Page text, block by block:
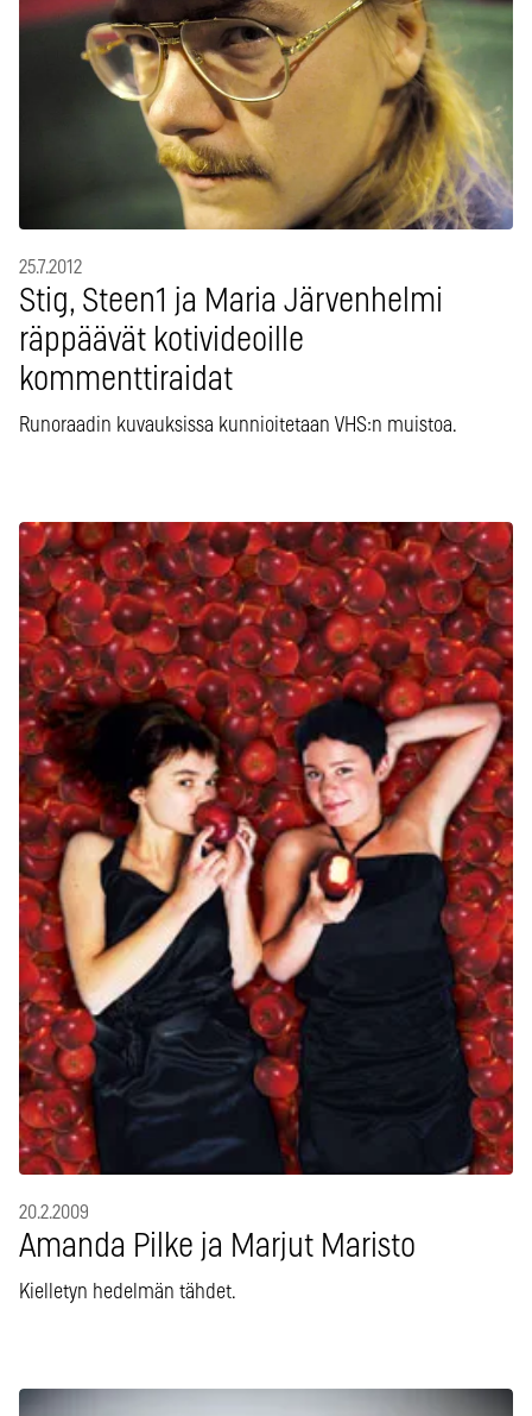
25.7.2012
Stig, Steen1 ja Maria Järvenhelmi
räppäävät kotivideoille
kommenttiraidat
Runoraadin kuvauksissa kunnioitetaan VHS:n muistoa.
20.2.2009
Amanda Pilke ja Marjut Maristo
Kielletyn hedelmän tähdet.